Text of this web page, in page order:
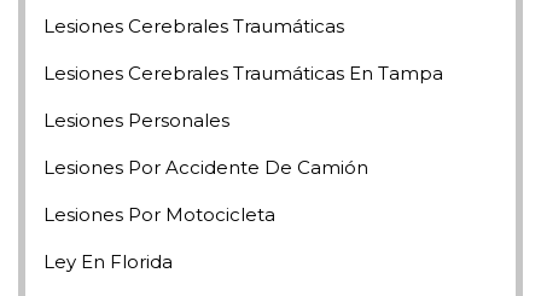
Lesiones Cerebrales Traumáticas
Lesiones Cerebrales Traumáticas En Tampa
Lesiones Personales
Lesiones Por Accidente De Camión
Lesiones Por Motocicleta
Ley En Florida